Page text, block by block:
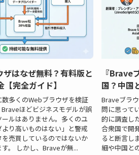
はなぜ無料？有料版と
完全ガイド】
多くのWebブラウザを検証
Braveほどビジネスモデルが誤
ルはありません。多くのユ
り高いものはない」と警戒
を売買しているのではないか
。 しかし、Braveが無...
『Brave
国？中国
Braveブラ
問に思って
的に調査し
合衆国で開
ると断言し
細や中国と